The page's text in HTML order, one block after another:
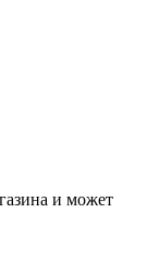
и может